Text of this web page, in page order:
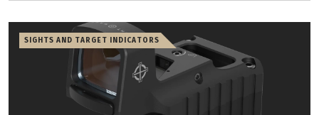
SIGHTS AND TARGET INDICATORS